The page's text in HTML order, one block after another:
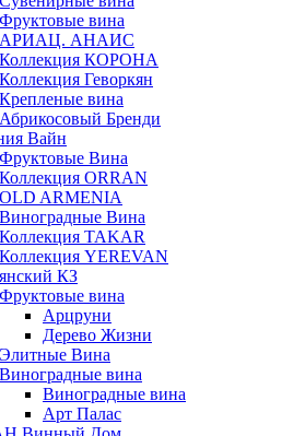
Фруктовые вина
АРИАЦ. АНАИС
Коллекция КОРОНА
Коллекция Геворкян
Крепленые вина
Абрикосовый Бренди
Вайн
Фруктовые Вина
Коллекция ORRAN
OLD ARMENIA
Виноградные Вина
Коллекция TAKAR
Коллекция YEREVAN
КЗ
Фруктовые вина
Арцруни
Дерево Жизни
Элитные Вина
Виноградные вина
Виноградные вина
Арт Палас